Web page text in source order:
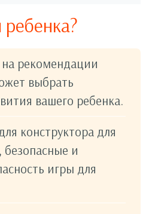
рекомендации
выбрать
вашего ребенка.
конструктора для
безопасные и
игры для